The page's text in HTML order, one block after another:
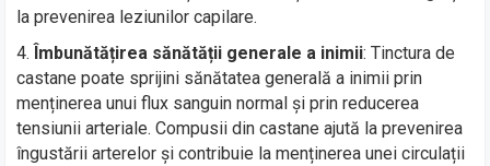
la prevenirea leziunilor capilare.
Îmbunătățirea sănătății generale a inimii: Tinctura de
castane poate sprijini sănătatea generală a inimii prin
menținerea unui flux sanguin normal și prin reducerea
tensiunii arteriale. Compusii din castane ajută la prevenirea
îngustării arterelor și contribuie la menținerea unei circulații